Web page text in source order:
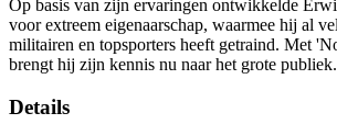
Op basis van zijn ervaringen ontwikkelde
voor extreem eigenaarschap, waarmee hij al
militairen en topsporters heeft getraind. Met
brengt hij zijn kennis nu naar het grote publiek.
Details